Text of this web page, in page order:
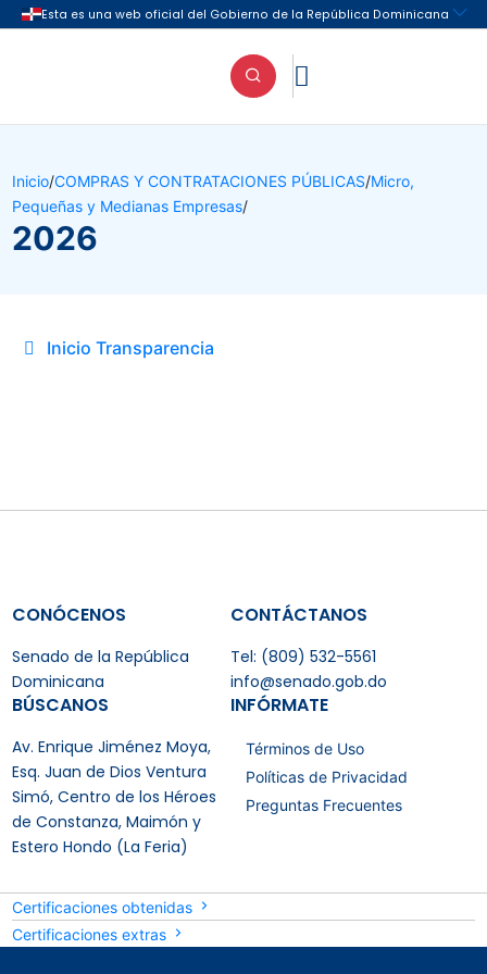

Inicio/COMPRAS Y CONTRATACIONES PÚBLICAS/Micro,
Pequeñas y Medianas Empresas/
2026
Inicio Transparencia
CONÓCENOS
Senado de la República
Dominicana
CONTÁCTANOS
Tel: (809) 532-5561
info@senado.gob.do
BÚSCANOS
Av. Enrique Jiménez Moya,
Esq. Juan de Dios Ventura
Simó, Centro de los Héroes
de Constanza, Maimón y
Estero Hondo (La Feria)
INFÓRMATE
Términos de Uso
Políticas de Privacidad
Preguntas Frecuentes
Certificaciones obtenidas
Certificaciones extras